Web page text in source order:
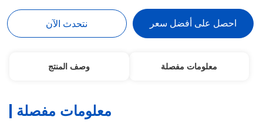
احصل على أفضل سعر نتحدث الآن
معلومات مفصلة وصف المنتج
معلومات مفصلة